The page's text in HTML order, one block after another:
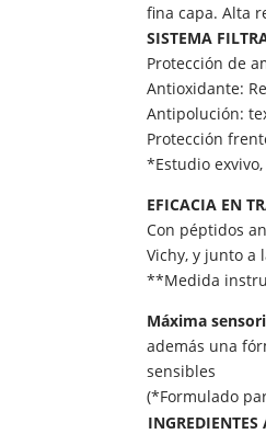
fina capa. Alta
SISTEMA
Protección de
Antioxidante:
Antipolución:
Protección
*Estudio
EFICACIA EN
Con péptidos
Vichy, y junto a
**Medida
Máxima
además una
sensibles
(*Formulado
INGREDIENTES